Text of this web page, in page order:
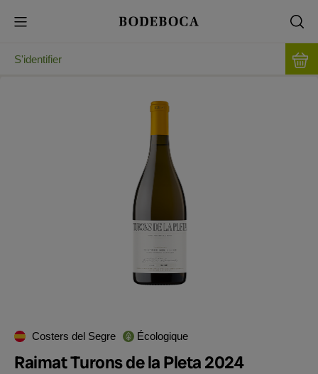
S'identifier
Costers del Segre Écologique
Raimat Turons de la Pleta 2024